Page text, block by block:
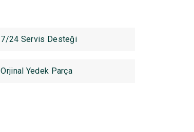
7/24 Servis Desteği
Orjinal Yedek Parça